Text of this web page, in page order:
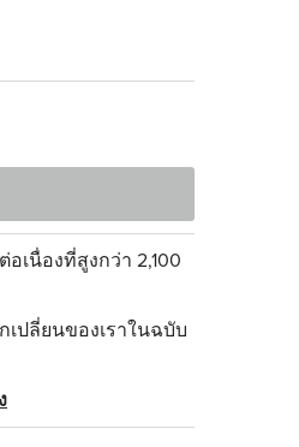
เนื่องที่สูงกว่า 2,100
ปลี่ยนของเราในฉบับ